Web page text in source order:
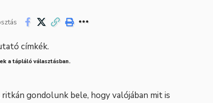
a tápláló választásban.
gondolunk bele, hogy valójában mit is